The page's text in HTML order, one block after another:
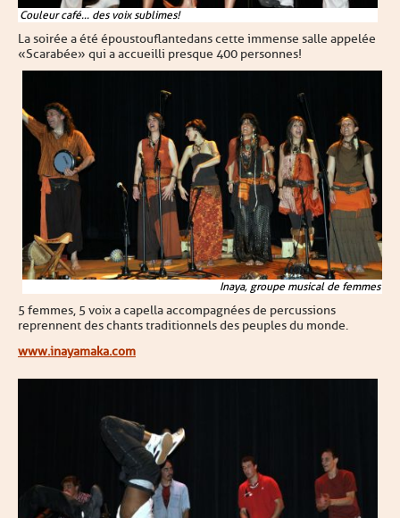
Couleur café... des voix sublimes!
La soirée a été époustouflante dans cette immense salle appelée
«Scarabée » qui a accueilli presque 400 personnes !
Inaya, groupe musical de femmes
5 femmes, 5 voix a capella accompagnées de percussions
reprennent des chants traditionnels des peuples du monde.
www.inayamaka.com